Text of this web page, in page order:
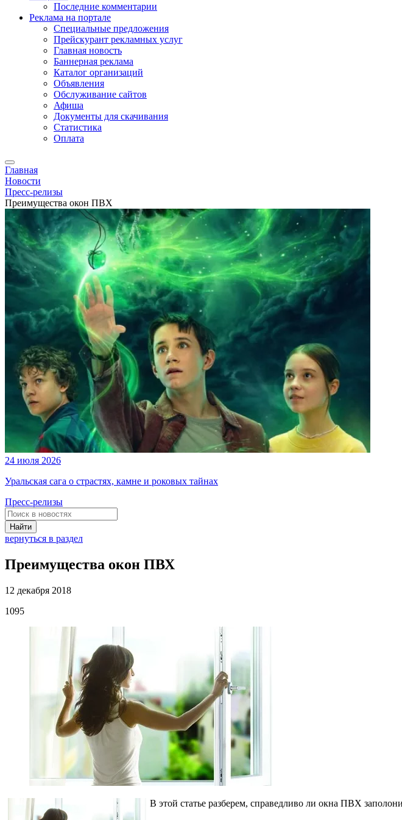
Последние комментарии
Реклама на портале
Специальные предложения
Прейскурант рекламных услуг
Главная новость
Баннерная реклама
Каталог организаций
Объявления
Обслуживание сайтов
Афиша
Документы для скачивания
Статистика
Оплата
Главная
Новости
Пресс-релизы
Преимущества окон ПВХ
24 июля 2026
Уральская сага о страстях, камне и роковых тайнах
Пресс-релизы
Найти
вернуться в раздел
Преимущества окон ПВХ
12 декабря 2018
1095
В этой статье разберем, справедливо ли окна ПВХ